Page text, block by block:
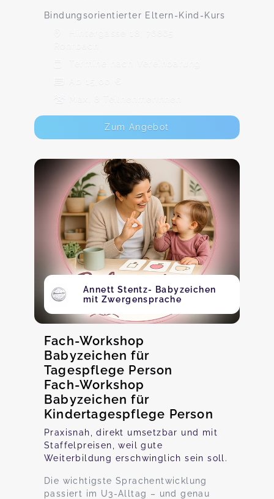
Bindungsorientierter Eltern-Kind-Kurs
Hintergasse 18, 76865
Rohrbach
Termine nach Vereinbarung
Ab 15,00 €
Max. 8 TeilnehmerInnen
Zum Angebot
Annett Stentz- Babyzeichen
mit Zwergensprache
Fach-Workshop
Babyzeichen für
Tagespflege Person
Fach-Workshop
Babyzeichen für
Kindertagespflege Person
Praxisnah, direkt umsetzbar und mit
Staffelpreisen, weil gute
Weiterbildung erschwinglich sein soll.
Die wichtigste Sprachentwicklung
passiert im U3-Alltag – und genau